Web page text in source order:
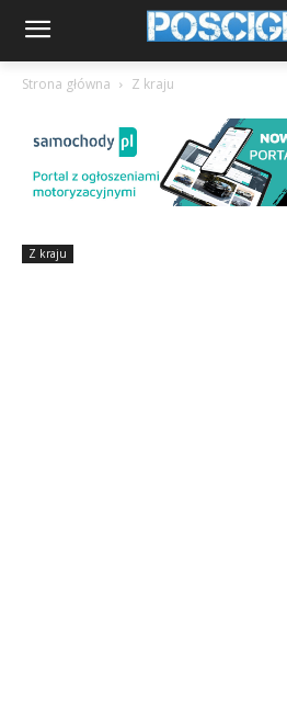
Strona główna Z kraju
Z kraju